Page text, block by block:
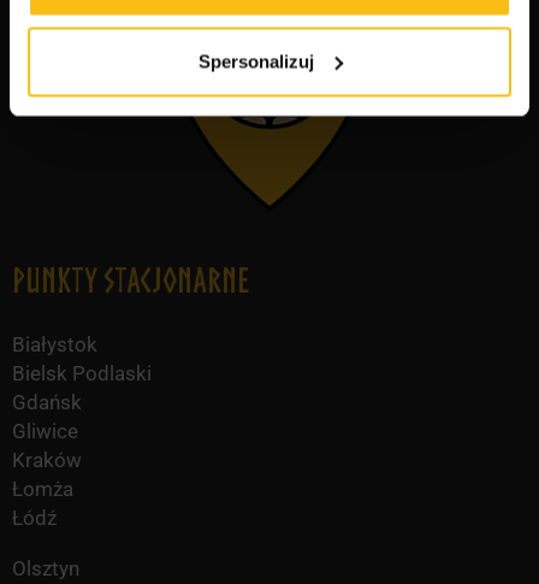
Spersonalizuj
Punkty Stacjonarne
Białystok
Bielsk Podlaski
Gdańsk
Gliwice
Kraków
Łomża
Łódź
Olsztyn